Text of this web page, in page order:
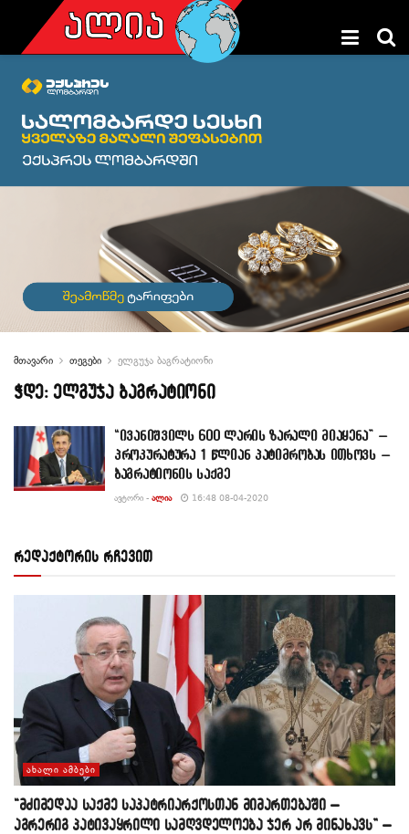
მთავარი თეგები ელგუჯა ბაგრატიონი
ჭდე: ელგუჯა ბაგრატიონი
“ივანიშვილს 600 ლარის ზარალი მიაყენა” –
პროკურატურა 1 წლიან პატიმრობას ითხოვს –
ბაგრატიონის საქმე
ᲐᲕᲢᲝᲠᲘ - ᲐᲚᲘᲐ 16:48 08-04-2020
რედაქტორის რჩევით
ᲐᲮᲐᲚᲘ ᲐᲛᲑᲔᲑᲘ
“მძიმედაა საქმე საპატრიარქოსთან მიმართებაში –
აგრერიგ პატივაყრილი სამღვდელოება ჯერ არ მინახავს” –